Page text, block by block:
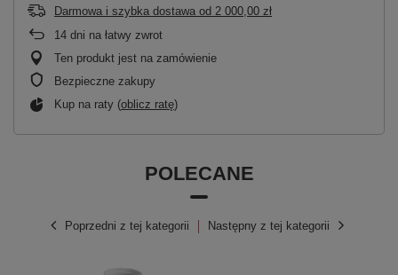
Darmowa i szybka dostawa od 2 000,00 zł
14 dni na łatwy zwrot
Ten produkt jest na zamówienie
Bezpieczne zakupy
Kup na raty (oblicz ratę)
POLECANE
Poprzedni z tej kategorii Następny z tej kategorii